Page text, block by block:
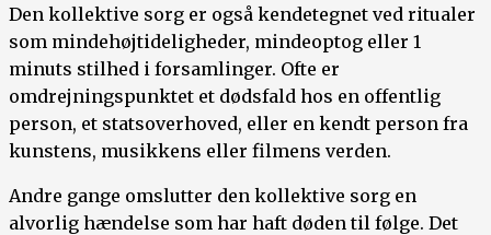
Den kollektive sorg er også kendetegnet ved ritualer
som mindehøjtideligheder, mindeoptog eller 1
minuts stilhed i forsamlinger. Ofte er
omdrejningspunktet et dødsfald hos en offentlig
person, et statsoverhoved, eller en kendt person fra
kunstens, musikkens eller filmens verden.
Andre gange omslutter den kollektive sorg en
alvorlig hændelse som har haft døden til følge. Det